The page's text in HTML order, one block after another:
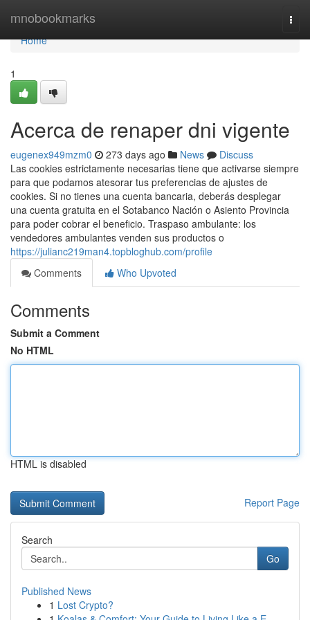
mnobookmarks
Home
Home
1
Acerca de renaper dni vigente
eugenex949mzm0 273 days ago News
Discuss
Las cookies estrictamente necesarias tiene que activarse siempre
para que podamos atesorar tus preferencias de ajustes de
cookies. Si no​ tienes una cuenta bancaria, deberás desplegar
una cuenta ​gratuita en el Sotabanco Nación o Asiento Provincia
para poder cobrar el beneficio. Traspaso ambulante: los
vendedores ambulantes venden sus productos o
https://julianc219man4.topbloghub.com/profile
Comments
Who Upvoted
Comments
Submit a Comment
No HTML
HTML is disabled
Report Page
Search
Go
Published News
1 Lost Crypto?